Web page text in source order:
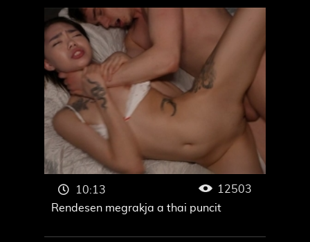
Rendesen megrakja a thai puncit
10:13 12503